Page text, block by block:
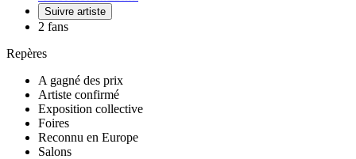
Suivre artiste
2 fans
Repères
A gagné des prix
Artiste confirmé
Exposition collective
Foires
Reconnu en Europe
Salons